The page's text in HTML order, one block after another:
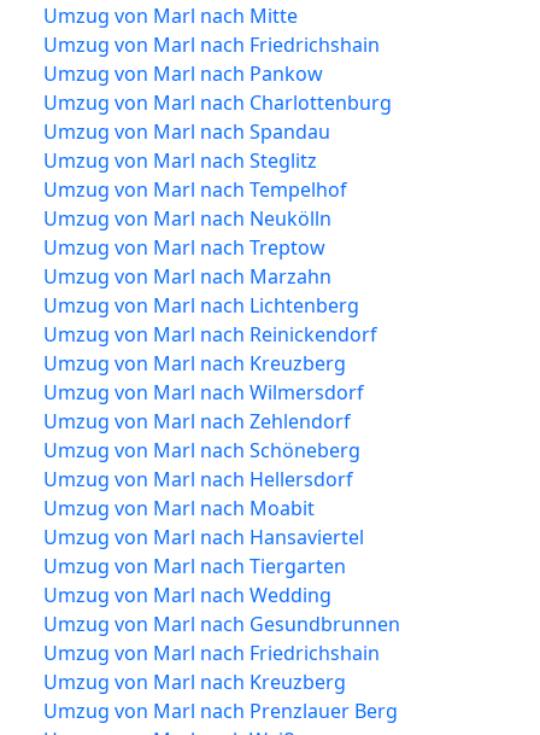
Umzug von Marl nach Mitte
Umzug von Marl nach Friedrichshain
Umzug von Marl nach Pankow
Umzug von Marl nach Charlottenburg
Umzug von Marl nach Spandau
Umzug von Marl nach Steglitz
Umzug von Marl nach Tempelhof
Umzug von Marl nach Neukölln
Umzug von Marl nach Treptow
Umzug von Marl nach Marzahn
Umzug von Marl nach Lichtenberg
Umzug von Marl nach Reinickendorf
Umzug von Marl nach Kreuzberg
Umzug von Marl nach Wilmersdorf
Umzug von Marl nach Zehlendorf
Umzug von Marl nach Schöneberg
Umzug von Marl nach Hellersdorf
Umzug von Marl nach Moabit
Umzug von Marl nach Hansaviertel
Umzug von Marl nach Tiergarten
Umzug von Marl nach Wedding
Umzug von Marl nach Gesundbrunnen
Umzug von Marl nach Friedrichshain
Umzug von Marl nach Kreuzberg
Umzug von Marl nach Prenzlauer Berg